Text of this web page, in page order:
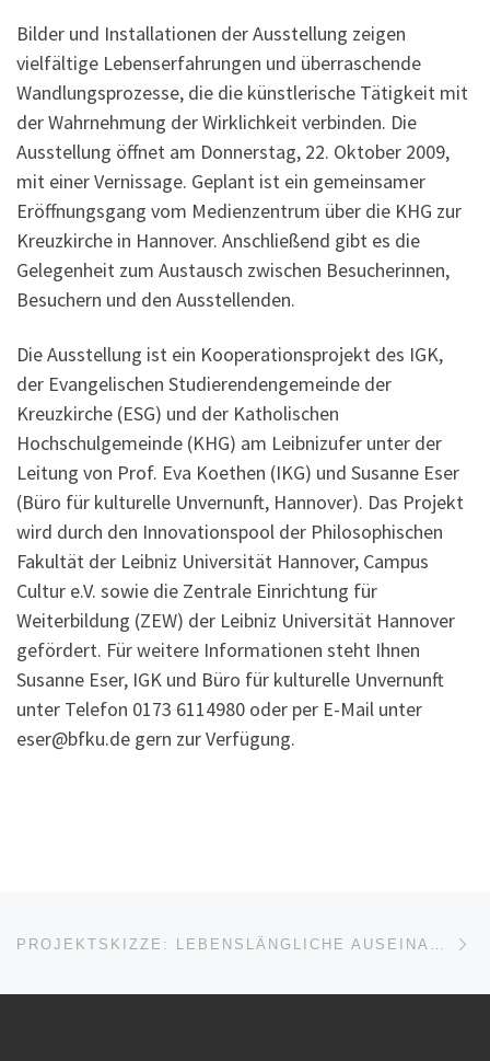
Bilder und Installationen der Ausstellung zeigen
vielfältige Lebenserfahrungen und überraschende
Wandlungsprozesse, die die künstlerische Tätigkeit mit
der Wahrnehmung der Wirklichkeit verbinden. Die
Ausstellung öffnet am Donnerstag, 22. Oktober 2009,
mit einer Vernissage. Geplant ist ein gemeinsamer
Eröffnungsgang vom Medienzentrum über die KHG zur
Kreuzkirche in Hannover. Anschließend gibt es die
Gelegenheit zum Austausch zwischen Besucherinnen,
Besuchern und den Ausstellenden.
Die Ausstellung ist ein Kooperationsprojekt des IGK,
der Evangelischen Studierendengemeinde der
Kreuzkirche (ESG) und der Katholischen
Hochschulgemeinde (KHG) am Leibnizufer unter der
Leitung von Prof. Eva Koethen (IKG) und Susanne Eser
(Büro für kulturelle Unvernunft, Hannover). Das Projekt
wird durch den Innovationspool der Philosophischen
Fakultät der Leibniz Universität Hannover, Campus
Cultur e.V. sowie die Zentrale Einrichtung für
Weiterbildung (ZEW) der Leibniz Universität Hannover
gefördert. Für weitere Informationen steht Ihnen
Susanne Eser, IGK und Büro für kulturelle Unvernunft
unter Telefon 0173 6114980 oder per E-Mail unter
eser@bfku.de gern zur Verfügung.
Beitragsnavigation